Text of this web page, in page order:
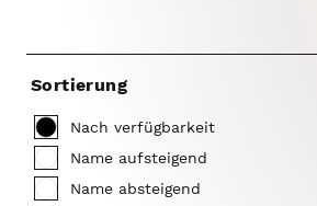
Sortierung
Nach verfügbarkeit
Name aufsteigend
Name absteigend